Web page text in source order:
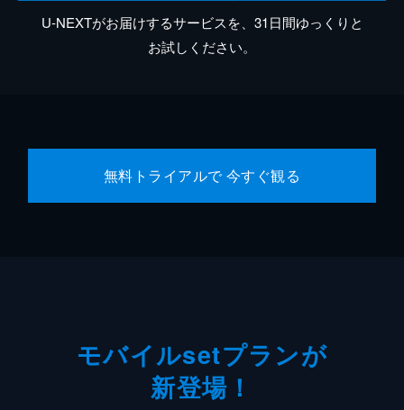
U-NEXTがお届けするサービスを、31日間ゆっくりと
お試しください。
無料トライアルで 今すぐ観る
モバイルsetプランが
新登場！